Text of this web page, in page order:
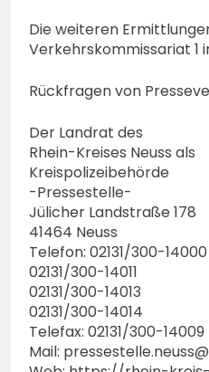
Die weiteren
Verkehrskommissariat 1
Rückfragen von
Der Landrat des
Rhein-Kreises Neuss als
Kreispolizeibehörde
-Pressestelle-
Jülicher Landstraße 178
41464 Neuss
Telefon: 02131/300-14000
02131/300-14011
02131/300-14013
02131/300-14014
Telefax: 02131/300-14009
Mail: